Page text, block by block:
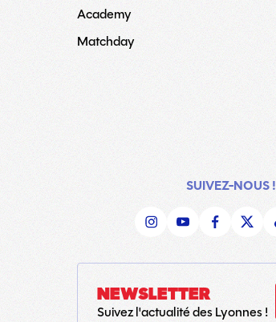
Academy
Matchday
SUIVEZ-NOUS !
NEWSLETTER
Suivez l'actualité des Lyonnes !